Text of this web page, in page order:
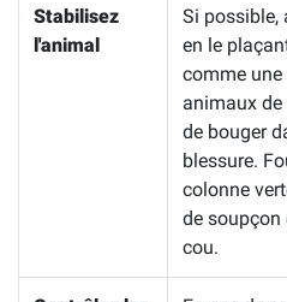
Stabilisez
l'animal
Si possible,
en le
comme une
animaux
de bouger
blessure.
colonne
de soupçon
cou.